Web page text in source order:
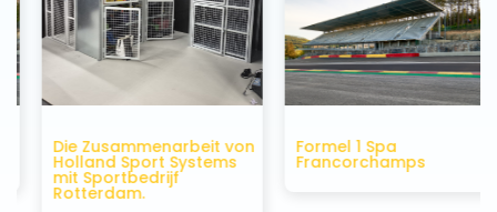
Die Zusammenarbeit von
Holland Sport Systems
mit Sportbedrijf
Rotterdam.
Formel 1 Spa
Francorchamps